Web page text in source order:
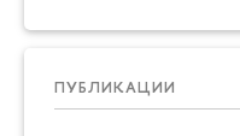
ПУБЛИКАЦИИ